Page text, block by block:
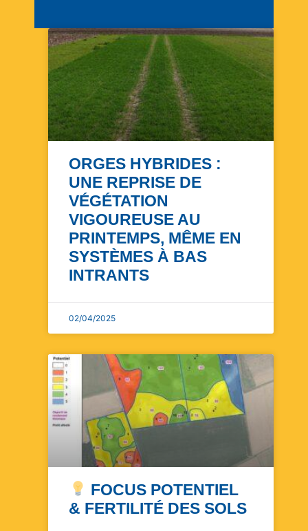
ORGES HYBRIDES :
UNE REPRISE DE
VÉGÉTATION
VIGOUREUSE AU
PRINTEMPS, MÊME EN
SYSTÈMES À BAS
INTRANTS
02/04/2025
FOCUS POTENTIEL
& FERTILITÉ DES SOLS